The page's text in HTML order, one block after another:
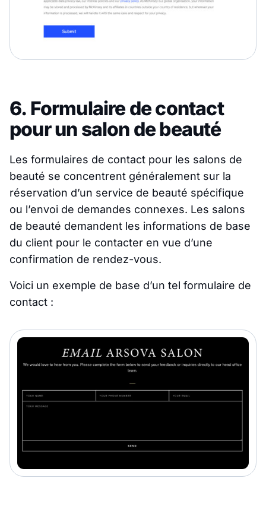
6. Formulaire de contact
pour un salon de beauté
Les formulaires de contact pour les salons de
beauté se concentrent généralement sur la
réservation d’un service de beauté spécifique
ou l’envoi de demandes connexes. Les salons
de beauté demandent les informations de base
du client pour le contacter en vue d’une
confirmation de rendez-vous.
Voici un exemple de base d’un tel formulaire de
contact :